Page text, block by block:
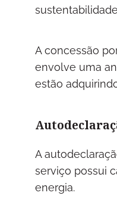
A concessão
envolve uma
estão
A
serviço possui
energia.